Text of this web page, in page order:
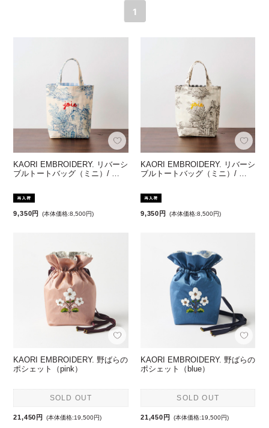
1
KAORI EMBROIDERY. リバーシ
ブルトートバッグ（ミニ）/ …
9,350円 (本体価格:8,500円)
KAORI EMBROIDERY. リバーシ
ブルトートバッグ（ミニ）/ …
9,350円 (本体価格:8,500円)
KAORI EMBROIDERY. 野ばらの
ポシェット（pink）
SOLD OUT
21,450円 (本体価格:19,500円)
KAORI EMBROIDERY. 野ばらの
ポシェット（blue）
SOLD OUT
21,450円 (本体価格:19,500円)